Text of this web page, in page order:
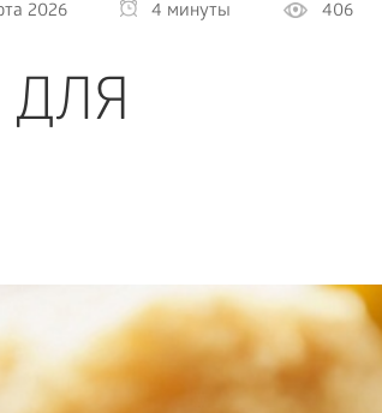
2026 4 минуты 406
ДЛЯ